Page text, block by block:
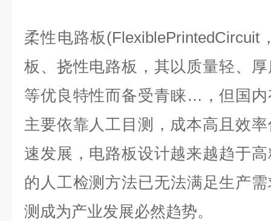
柔性电路板(FlexiblePrintedCircuit
板、挠性电路板，其以质量轻、
等优良特性而备受青睐…，但国
主要依靠人工目测，成本高且效
速发展，电路板设计越来越趋于
的人工检测方法已无法满足生产
测成为产业发展必然趋势。